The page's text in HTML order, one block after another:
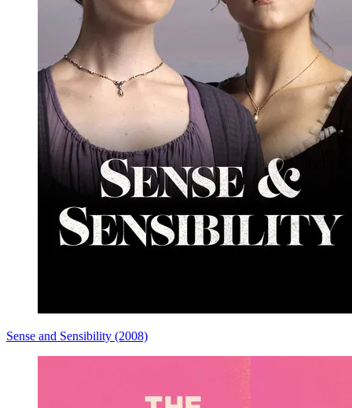
Sense and Sensibility (2008)